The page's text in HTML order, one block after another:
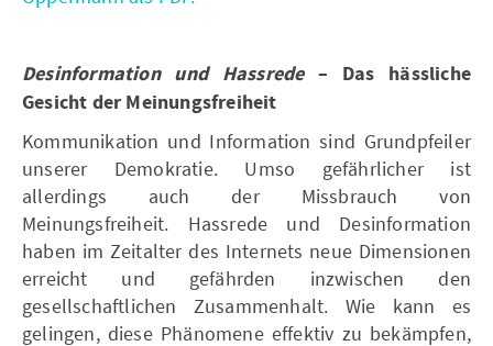
Desinformation und Hassrede– Das hässliche
Gesicht der Meinungsfreiheit
Kommunikation und Information sind Grundpfeiler
unserer Demokratie. Umso gefährlicher ist
allerdings auch der Missbrauch von
Meinungsfreiheit. Hassrede und Desinformation
haben im Zeitalter des Internets neue Dimensionen
erreicht und gefährden inzwischen den
gesellschaftlichen Zusammenhalt. Wie kann es
gelingen, diese Phänomene effektiv zu bekämpfen,